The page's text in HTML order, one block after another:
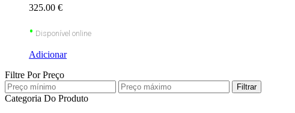
325.00 €
• Disponível online
Adicionar
Filtre Por Preço
Filtrar
Categoria Do Produto